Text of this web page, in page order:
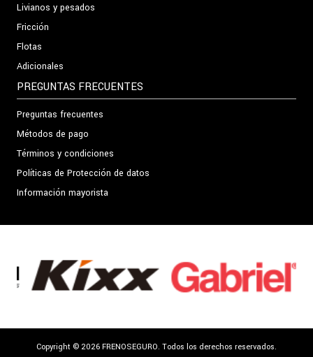
Livianos y pesados
Fricción
Flotas
Adicionales
PREGUNTAS FRECUENTES
Preguntas frecuentes
Métodos de pago
Términos y condiciones
Políticas de Protección de datos
Información mayorista
Copyright © 2026 FRENOSEGURO. Todos los derechos reservados.